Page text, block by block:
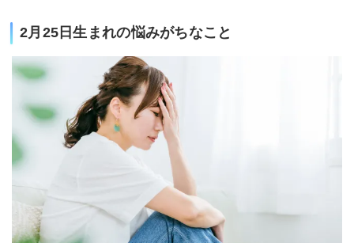
2月25日生まれの悩みがちなこと